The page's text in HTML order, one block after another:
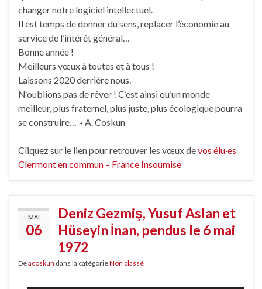
changer notre logiciel intellectuel.
Il est temps de donner du sens, replacer l’économie au
service de l’intérêt général…
Bonne année !
Meilleurs vœux à toutes et à tous !
Laissons 2020 derrière nous.
N’oublions pas de rêver ! C’est ainsi qu’un monde
meilleur, plus fraternel, plus juste, plus écologique pourra
se construire… » A. Coskun
Cliquez sur le lien pour retrouver les vœux devos élu·es
Clermont en commun – France Insoumise
MAI
06
Deniz Gezmiş, Yusuf Aslan et
Hüseyin İnan, pendus le 6 mai
1972
Deacoskun dans la catégorieNon classé